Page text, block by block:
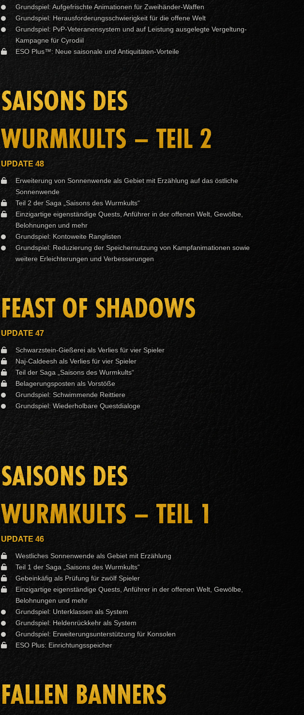
Grundspiel: Aufgefrischte Animationen für Zweihänder-Waffen
Grundspiel: Herausforderungsschwierigkeit für die offene Welt
Grundspiel: PvP-Veteranensystem und auf Leistung ausgelegte Vergeltung-
Kampagne für Cyrodiil
ESO Plus™: Neue saisonale und Antiquitäten-Vorteile
SAISONS DES
WURMKULTS – TEIL 2
UPDATE 48
Erweiterung von Sonnenwende als Gebiet mit Erzählung auf das östliche
Sonnenwende
Teil 2 der Saga „Saisons des Wurmkults“
Einzigartige eigenständige Quests, Anführer in der offenen Welt, Gewölbe,
Belohnungen und mehr
Grundspiel: Kontoweite Ranglisten
Grundspiel: Reduzierung der Speichernutzung von Kampfanimationen sowie
weitere Erleichterungen und Verbesserungen
FEAST OF SHADOWS
UPDATE 47
Schwarzstein-Gießerei als Verlies für vier Spieler
Naj-Caldeesh als Verlies für vier Spieler
Teil der Saga „Saisons des Wurmkults“
Belagerungsposten als Vorstöße
Grundspiel: Schwimmende Reittiere
Grundspiel: Wiederholbare Questdialoge
SAISONS DES
WURMKULTS – TEIL 1
UPDATE 46
Westliches Sonnenwende als Gebiet mit Erzählung
Teil 1 der Saga „Saisons des Wurmkults“
Gebeinkäfig als Prüfung für zwölf Spieler
Einzigartige eigenständige Quests, Anführer in der offenen Welt, Gewölbe,
Belohnungen und mehr
Grundspiel: Unterklassen als System
Grundspiel: Heldenrückkehr als System
Grundspiel: Erweiterungsunterstützung für Konsolen
ESO Plus: Einrichtungsspeicher
FALLEN BANNERS